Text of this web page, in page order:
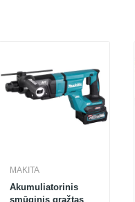
MAKITA
Akumuliatorinis
smūginis grąžtas